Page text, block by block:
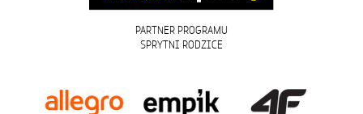
PARTNER PROGRAMU
SPRYTNI RODZICE